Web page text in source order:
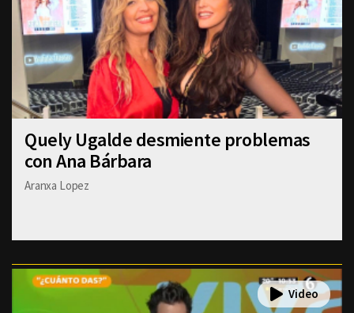
Quely Ugalde desmiente problemas
con Ana Bárbara
Aranxa Lopez